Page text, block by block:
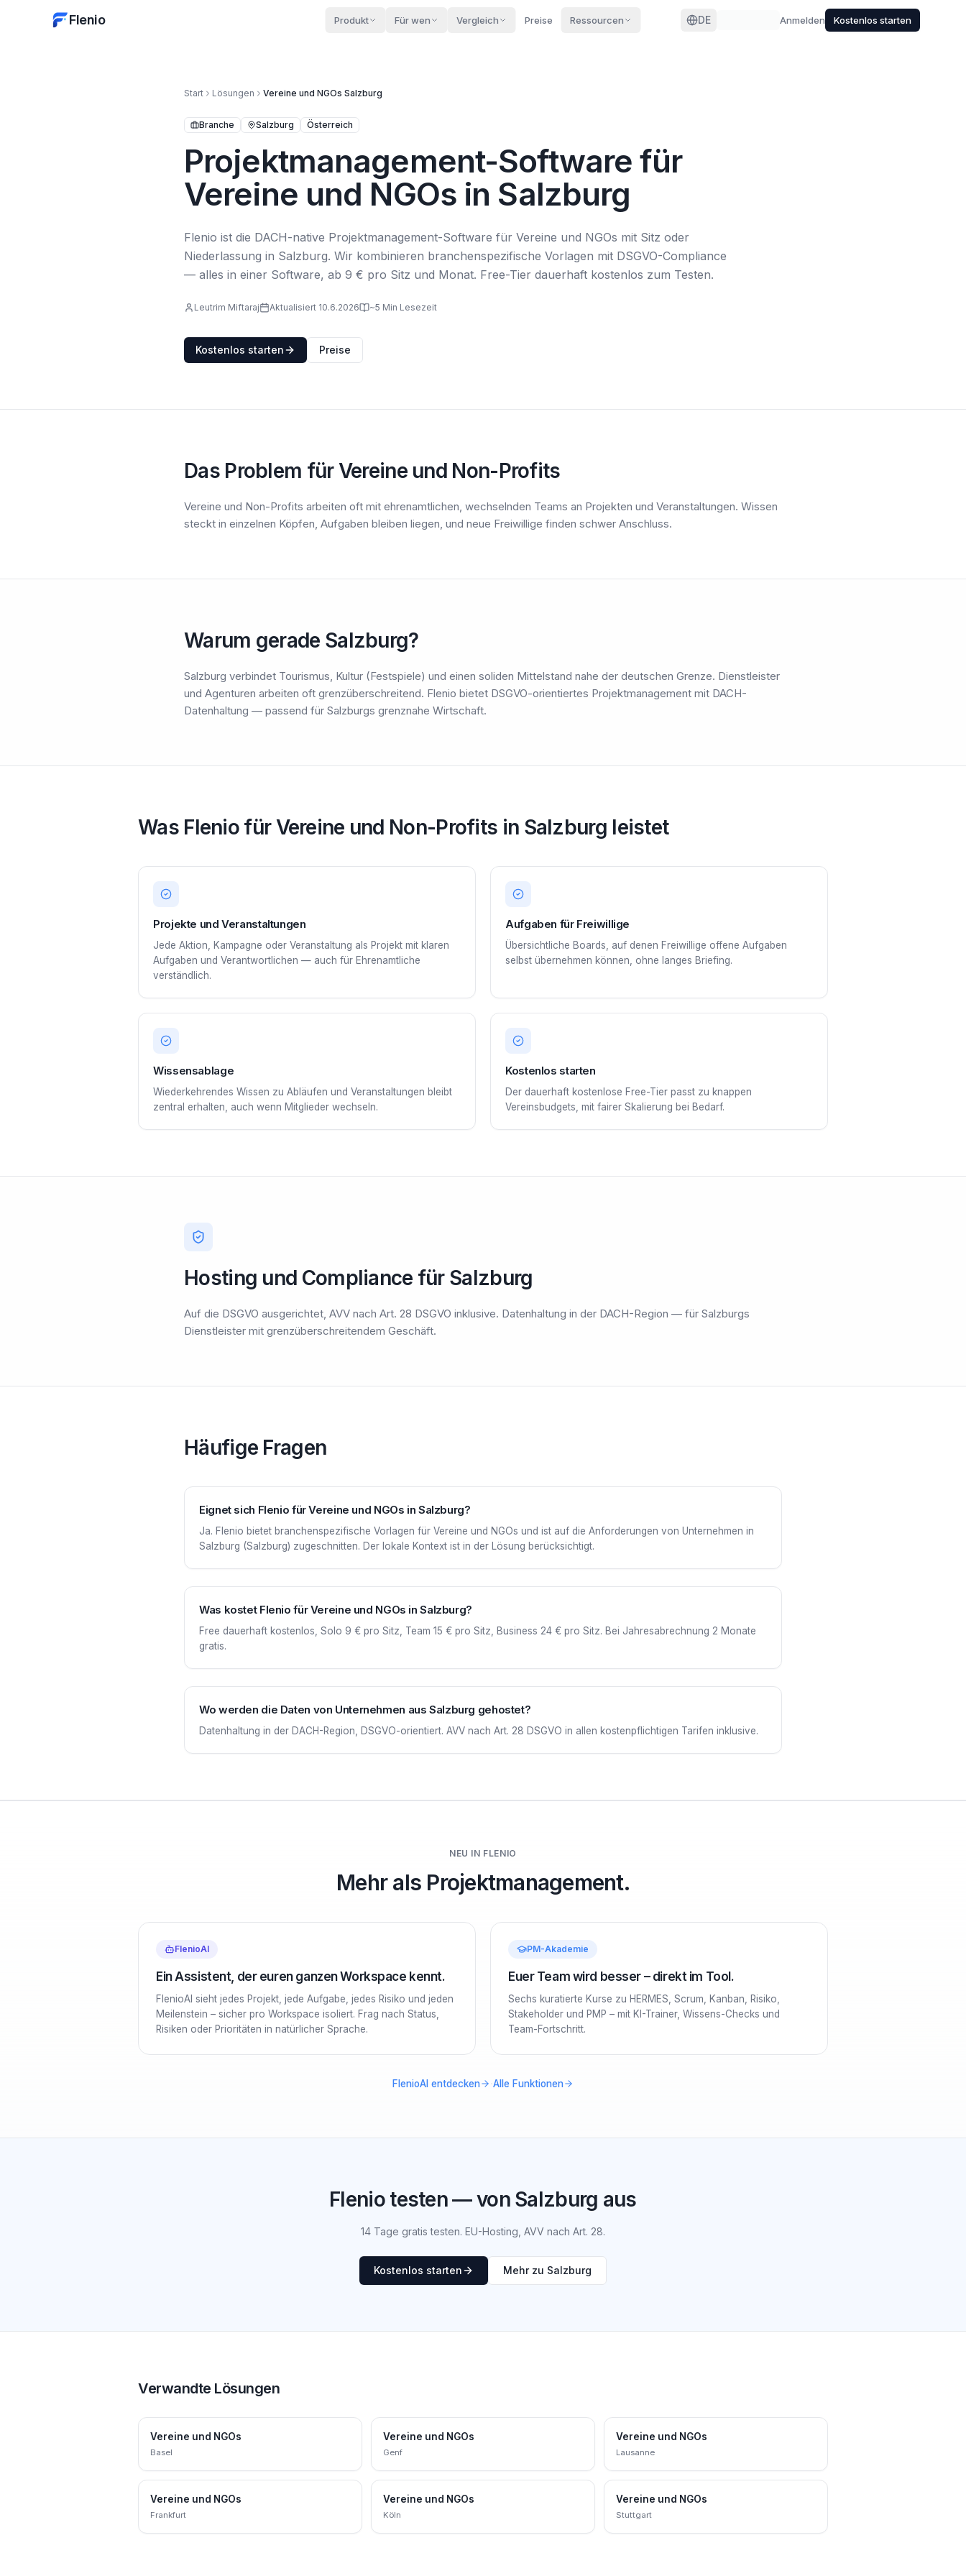
Flenio Produkt Für wen Vergleich Preise Ressourcen DE Anmelden Kostenlos starten
Start Lösungen Vereine und NGOs Salzburg
Branche Salzburg Österreich
Projektmanagement-Software für
Vereine und NGOs in Salzburg
Flenio ist die DACH-native Projektmanagement-Software für Vereine und NGOs mit Sitz oder
Niederlassung in Salzburg. Wir kombinieren branchenspezifische Vorlagen mit DSGVO-Compliance
— alles in einer Software, ab 9 € pro Sitz und Monat. Free-Tier dauerhaft kostenlos zum Testen.
Leutrim Miftaraj Aktualisiert 10.6.2026 ~5 Min Lesezeit
Kostenlos starten Preise
Das Problem für Vereine und Non-Profits
Vereine und Non-Profits arbeiten oft mit ehrenamtlichen, wechselnden Teams an Projekten und Veranstaltungen. Wissen
steckt in einzelnen Köpfen, Aufgaben bleiben liegen, und neue Freiwillige finden schwer Anschluss.
Warum gerade Salzburg?
Salzburg verbindet Tourismus, Kultur (Festspiele) und einen soliden Mittelstand nahe der deutschen Grenze. Dienstleister
und Agenturen arbeiten oft grenzüberschreitend. Flenio bietet DSGVO-orientiertes Projektmanagement mit DACH-
Datenhaltung — passend für Salzburgs grenznahe Wirtschaft.
Was Flenio für Vereine und Non-Profits in Salzburg leistet
Projekte und Veranstaltungen
Jede Aktion, Kampagne oder Veranstaltung als Projekt mit klaren
Aufgaben und Verantwortlichen — auch für Ehrenamtliche
verständlich.
Aufgaben für Freiwillige
Übersichtliche Boards, auf denen Freiwillige offene Aufgaben
selbst übernehmen können, ohne langes Briefing.
Wissensablage
Wiederkehrendes Wissen zu Abläufen und Veranstaltungen bleibt
zentral erhalten, auch wenn Mitglieder wechseln.
Kostenlos starten
Der dauerhaft kostenlose Free-Tier passt zu knappen
Vereinsbudgets, mit fairer Skalierung bei Bedarf.
Hosting und Compliance für Salzburg
Auf die DSGVO ausgerichtet, AVV nach Art. 28 DSGVO inklusive. Datenhaltung in der DACH-Region — für Salzburgs
Dienstleister mit grenzüberschreitendem Geschäft.
Häufige Fragen
Eignet sich Flenio für Vereine und NGOs in Salzburg?
Ja. Flenio bietet branchenspezifische Vorlagen für Vereine und NGOs und ist auf die Anforderungen von Unternehmen in
Salzburg (Salzburg) zugeschnitten. Der lokale Kontext ist in der Lösung berücksichtigt.
Was kostet Flenio für Vereine und NGOs in Salzburg?
Free dauerhaft kostenlos, Solo 9 € pro Sitz, Team 15 € pro Sitz, Business 24 € pro Sitz. Bei Jahresabrechnung 2 Monate
gratis.
Wo werden die Daten von Unternehmen aus Salzburg gehostet?
Datenhaltung in der DACH-Region, DSGVO-orientiert. AVV nach Art. 28 DSGVO in allen kostenpflichtigen Tarifen inklusive.
NEU IN FLENIO
Mehr als Projektmanagement.
FlenioAI
Ein Assistent, der euren ganzen Workspace kennt.
FlenioAI sieht jedes Projekt, jede Aufgabe, jedes Risiko und jeden
Meilenstein – sicher pro Workspace isoliert. Frag nach Status,
Risiken oder Prioritäten in natürlicher Sprache.
PM-Akademie
Euer Team wird besser – direkt im Tool.
Sechs kuratierte Kurse zu HERMES, Scrum, Kanban, Risiko,
Stakeholder und PMP – mit KI-Trainer, Wissens-Checks und
Team-Fortschritt.
FlenioAI entdecken Alle Funktionen
Flenio testen — von Salzburg aus
14 Tage gratis testen. EU-Hosting, AVV nach Art. 28.
Kostenlos starten Mehr zu Salzburg
Verwandte Lösungen
Vereine und NGOs
Basel
Vereine und NGOs
Genf
Vereine und NGOs
Lausanne
Vereine und NGOs
Frankfurt
Vereine und NGOs
Köln
Vereine und NGOs
Stuttgart